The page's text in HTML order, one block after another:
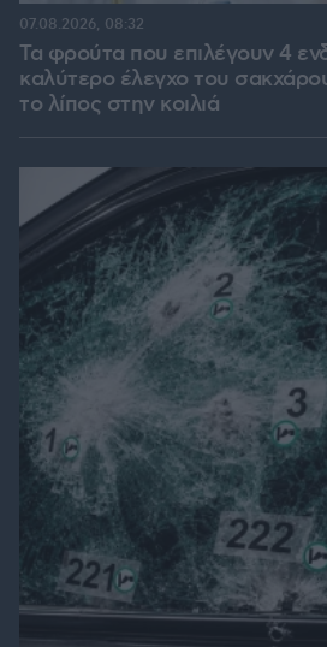
Τα φρούτα που επιλέγουν 4
καλύτερο έλεγχο του
το λίπος στην κοιλιά
07.08.2026, 08:32